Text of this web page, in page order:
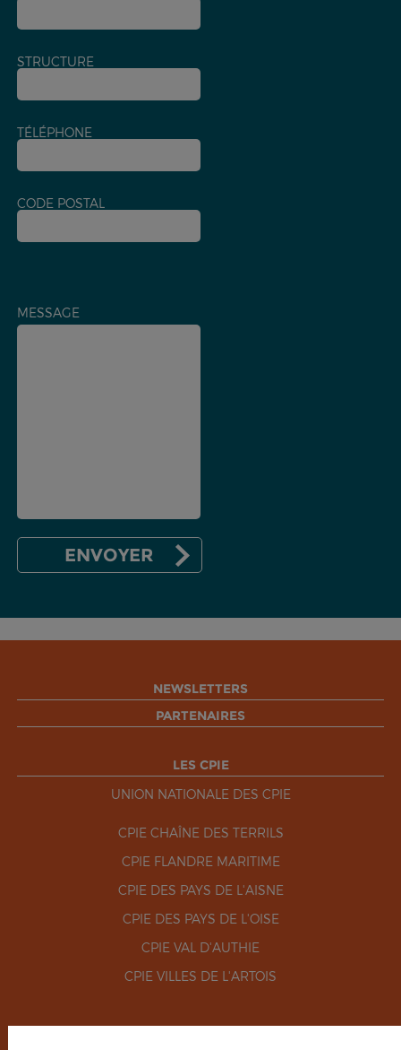
STRUCTURE
TÉLÉPHONE
CODE POSTAL
MESSAGE
NEWSLETTERS
PARTENAIRES
LES CPIE
UNION NATIONALE DES CPIE
CPIE CHAÎNE DES TERRILS
CPIE FLANDRE MARITIME
CPIE DES PAYS DE L'AISNE
CPIE DES PAYS DE L'OISE
CPIE VAL D'AUTHIE
CPIE VILLES DE L'ARTOIS